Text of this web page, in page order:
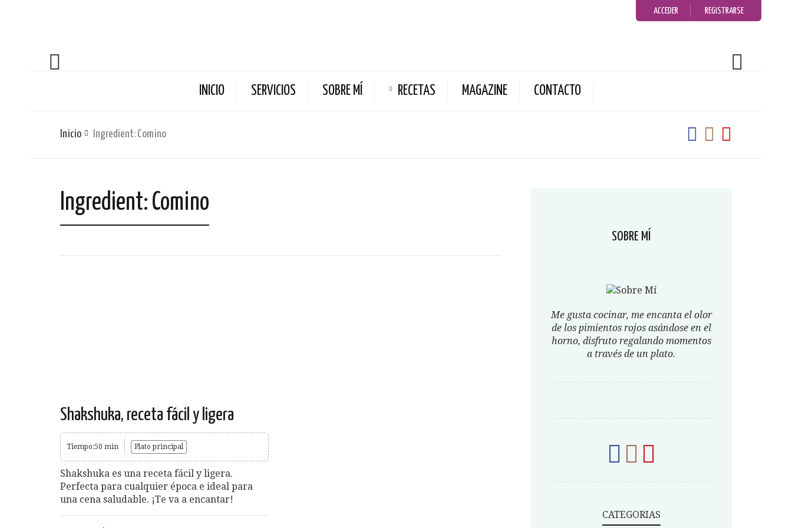
ACCEDER REGISTRARSE
INICIO SERVICIOS SOBRE MÍ RECETAS MAGAZINE CONTACTO
Inicio Ingredient: Comino
Ingredient: Comino
Shakshuka, receta fácil y ligera
Tiempo:50 min Plato principal
Shakshuka es una receta fácil y ligera.
Perfecta para cualquier época e ideal para
una cena saludable. ¡Te va a encantar!
SOBRE MÍ
Me gusta cocinar, me encanta el olor
de los pimientos rojos asándose en el
horno, disfruto regalando momentos
a través de un plato.
CATEGORIAS